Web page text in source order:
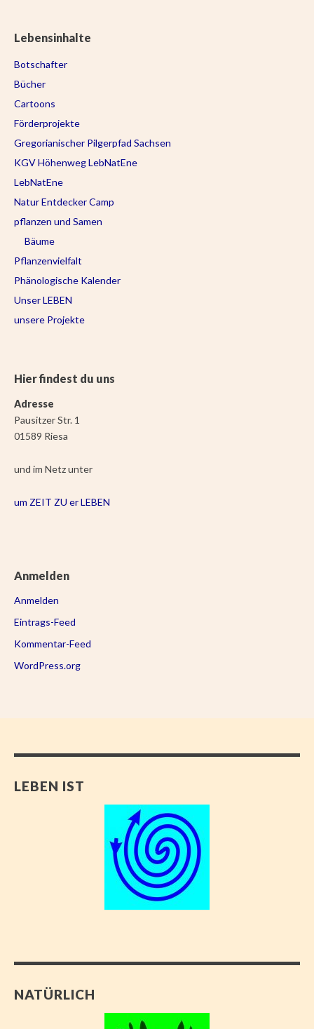
Lebensinhalte
Botschafter
Bücher
Cartoons
Förderprojekte
Gregorianischer Pilgerpfad Sachsen
KGV Höhenweg LebNatEne
LebNatEne
Natur Entdecker Camp
pflanzen und Samen
Bäume
Pflanzenvielfalt
Phänologische Kalender
Unser LEBEN
unsere Projekte
Hier findest du uns
Adresse
Pausitzer Str. 1
01589 Riesa
und im Netz unter
um ZEIT ZU er LEBEN
Anmelden
Anmelden
Eintrags-Feed
Kommentar-Feed
WordPress.org
LEBEN IST
NATÜRLICH